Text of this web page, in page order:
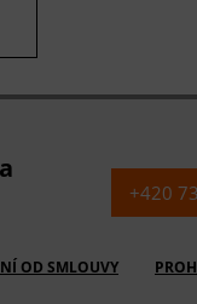
OD SMLOUVY
+420